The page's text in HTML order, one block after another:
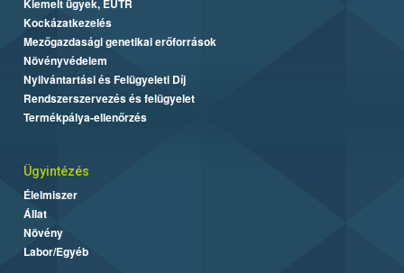
Kiemelt ügyek, EUTR
Kockázatkezelés
Mezőgazdasági genetikai erőforrások
Növényvédelem
Nyilvántartási és Felügyeleti Díj
Rendszerszervezés és felügyelet
Termékpálya-ellenőrzés
Ügyintézés
Élelmiszer
Állat
Növény
Labor/Egyéb